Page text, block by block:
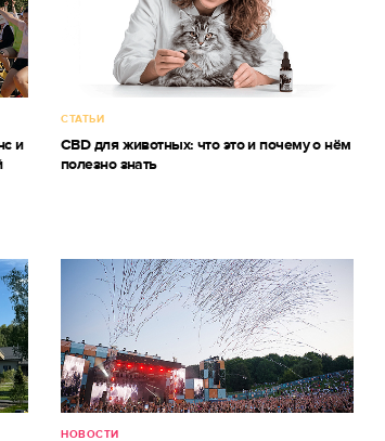
и
СТАТЬИ
CBD для животных: что это и почему о нём
полезно знать
НОВОСТИ